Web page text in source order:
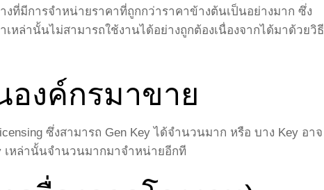
ที่มีการจำหน่ายราคาที่ถูกกว่าราคาข้างต้นเป็นอย่างมาก ซึ่ง
หล่านั้นไม่สามารถใช้งานได้อย่างถูกต้องเนื่องจากได้มาด้วยวิธี
องค์กรมาขาย
ซึ่งสามารถ Gen Key ได้จำนวนมาก หรือ บาง Key อาจ
เหล่านั้นจำนวนมากมาจำหน่ายอีกที